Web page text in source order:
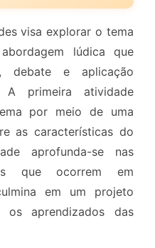
visa explorar o tema
lúdica que
debate e aplicação
primeira atividade
por meio de uma
as características do
aprofunda-se nas
que ocorrem em
em um projeto
os aprendizados das